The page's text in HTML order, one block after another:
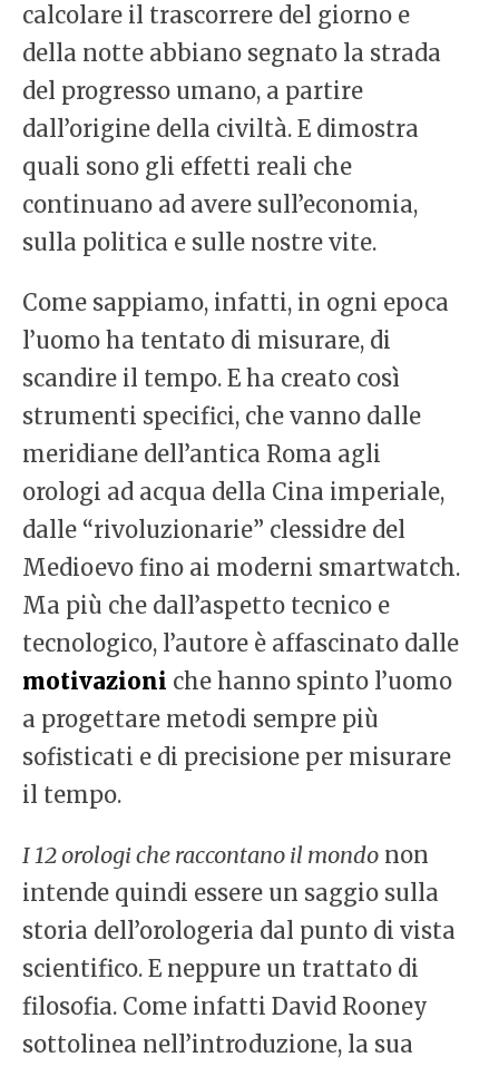
calcolare il trascorrere del giorno e
della notte abbiano segnato la strada
del progresso umano, a partire
dall’origine della civiltà. E dimostra
quali sono gli effetti reali che
continuano ad avere sull’economia,
sulla politica e sulle nostre vite.
Come sappiamo, infatti, in ogni epoca
l’uomo ha tentato di misurare, di
scandire il tempo. E ha creato così
strumenti specifici, che vanno dalle
meridiane dell’antica Roma agli
orologi ad acqua della Cina imperiale,
dalle “rivoluzionarie” clessidre del
Medioevo fino ai moderni smartwatch.
Ma più che dall’aspetto tecnico e
tecnologico, l’autore è affascinato dalle
motivazioni che hanno spinto l’uomo
a progettare metodi sempre più
sofisticati e di precisione per misurare
il tempo.
I 12 orologi che raccontano il mondo non
intende quindi essere un saggio sulla
storia dell’orologeria dal punto di vista
scientifico. E neppure un trattato di
filosofia. Come infatti David Rooney
sottolinea nell’introduzione, la sua